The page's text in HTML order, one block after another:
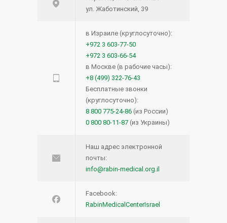
ул. Жаботинский, 39
в Израиле (круглосуточно):
+972 3 603-77-50
+972 3 603-66-54
в Москве (в рабочие часы):
+8 (499) 322-76-43
Бесплатные звонки
(круглосуточно):
8 800 775-24-86 (из России)
0 800 80-11-87 (из Украины)
Наш адрес электронной
почты:
info@rabin-medical.org.il
Facebook:
RabinMedicalCenterIsrael